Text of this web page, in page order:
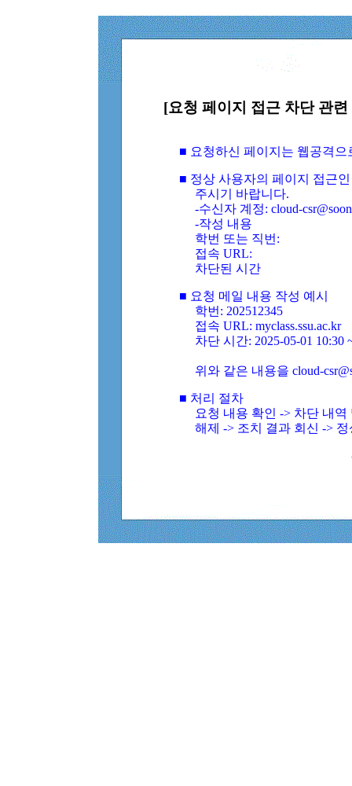
[요청 페이지 접근 차단 관
■ 요청하신 페이지는 웹공격
■ 정상 사용자의 페이지 접근
주시기 바랍니다.
-수신자 계정: cloud-
-작성 내용
학번 또는 직번:
접속 URL:
차단된 시간
■ 요청 메일 내용 작성 예시
학번: 202512345
접속 URL: myclass.ssu.ac.kr
차단 시간: 2025-05-01 10:30
위와 같은 내용을 cloud-
■ 처리 절차
요청 내용 확인 -> 차단 내
해제 -> 조치 결과 회신 ->